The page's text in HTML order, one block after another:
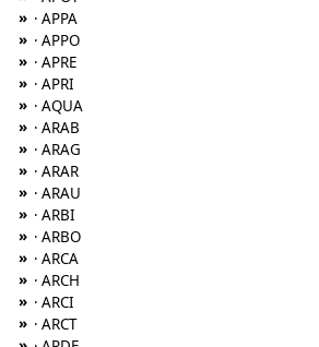
» · APPA
» · APPO
» · APRE
» · APRI
» · AQUA
» · ARAB
» · ARAG
» · ARAR
» · ARAU
» · ARBI
» · ARBO
» · ARCA
» · ARCH
» · ARCI
» · ARCT